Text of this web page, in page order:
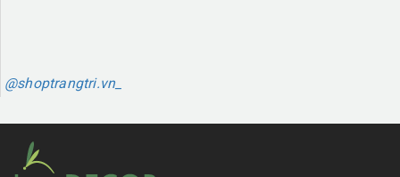
@shoptrangtri.vn_